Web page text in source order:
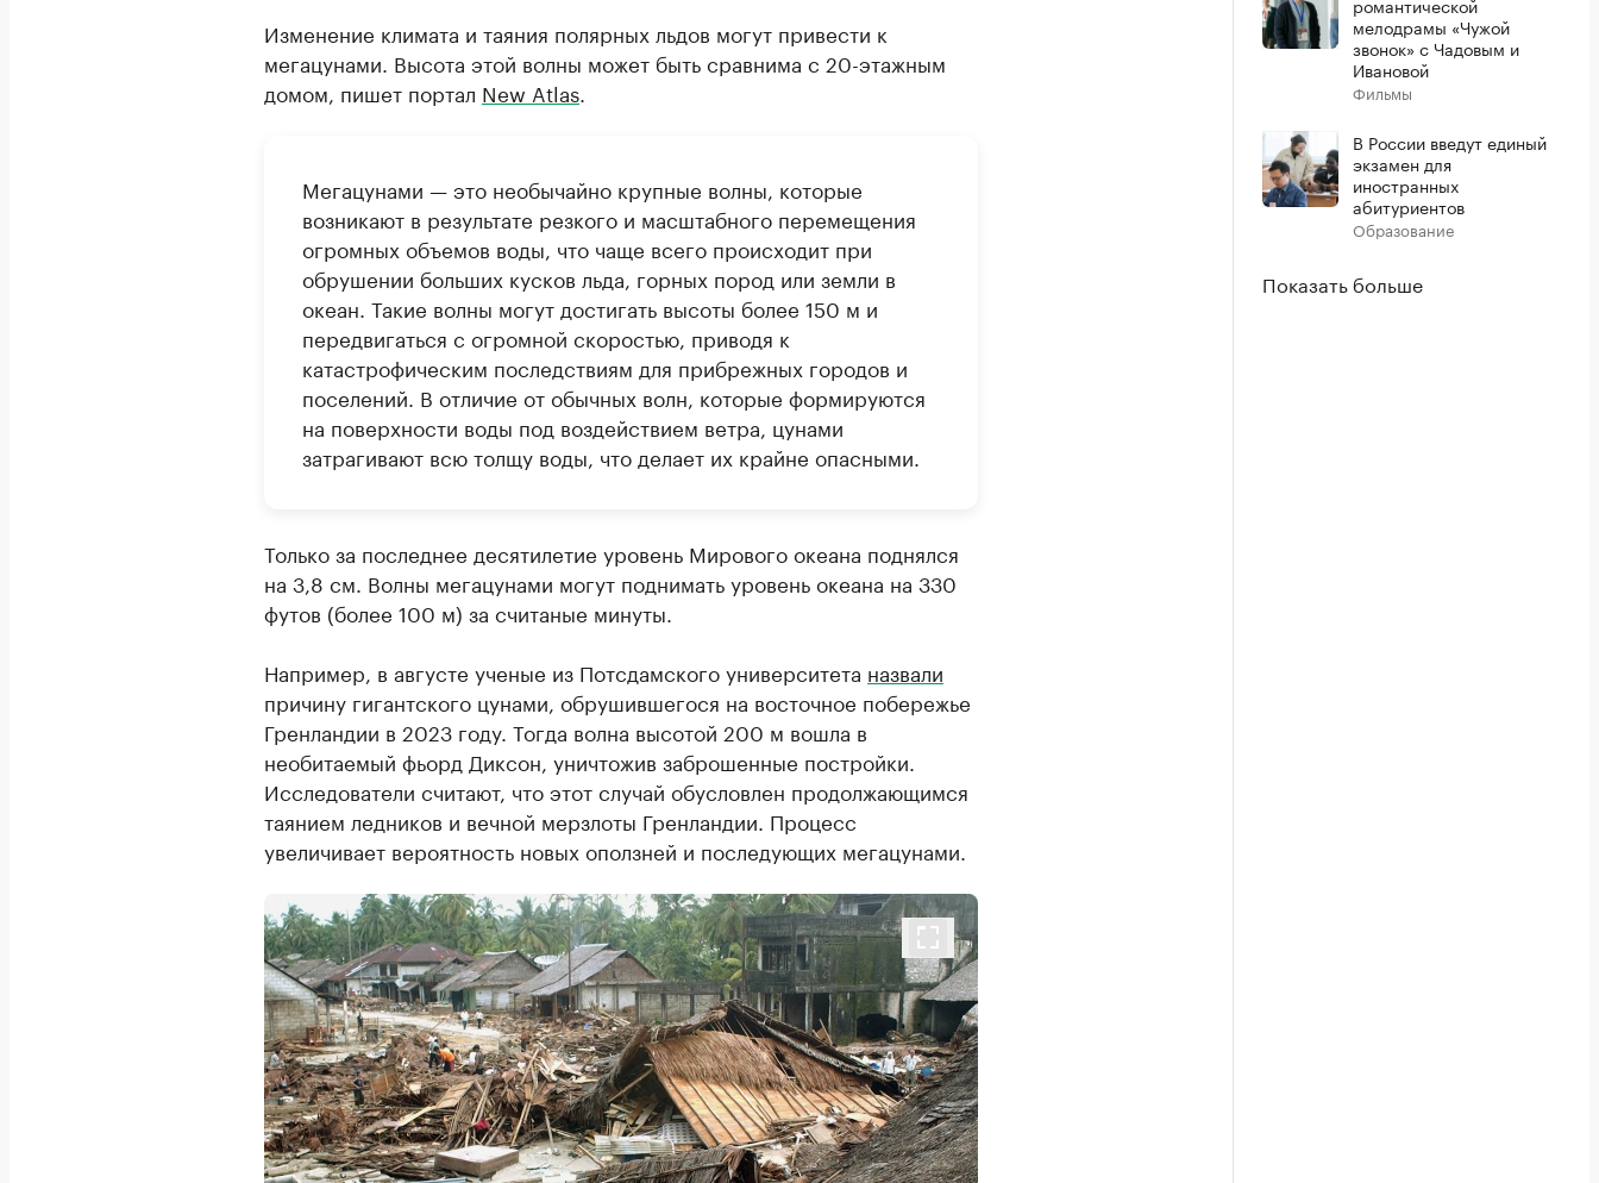
Изменение климата и таяния полярных льдов могут привести к
мегацунами. Высота этой волны может быть сравнима с 20-этажным
домом, пишет портал New Atlas
Мегацунами — это необычайно крупные волны, которые
возникают в результате резкого и масштабного перемещения
огромных объемов воды, что чаще всего происходит при
обрушении больших кусков льда, горных пород или земли в
океан. Такие волны могут достигать высоты более 150 м и
передвигаться с огромной скоростью, приводя к
катастрофическим последствиям для прибрежных городов и
поселений. В отличие от обычных волн, которые формируются
на поверхности воды под воздействием ветра, цунами
затрагивают всю толщу воды, что делает их крайне опасными.
Только за последнее десятилетие уровень Мирового океана поднялся
на 3,8 см. Волны мегацунами могут поднимать уровень океана на 330
футов (более 100 м) за считаные минуты.
Например, в августе ученые из Потсдамского университета назвали
причину гигантского цунами, обрушившегося на восточное побережье
Гренландии в 2023 году. Тогда волна высотой 200 м вошла в
необитаемый фьорд Диксон, уничтожив заброшенные постройки.
Исследователи считают, что этот случай обусловлен продолжающимся
таянием ледников и вечной мерзлоты Гренландии. Процесс
увеличивает вероятность новых оползней и последующих мегацунами.
мелодрамы «Чужой
звонок» с Чадовым и
Ивановой
Фильмы
В России введут единый
экзамен для
иностранных
абитуриентов
Образование
Показать больше